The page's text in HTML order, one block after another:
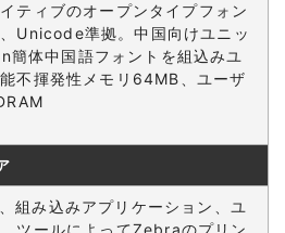
ティブのオープンタイプフォン
、Unicode準拠。中国向けユニッ
簡体中国語フォントを組込みユ
不揮発性メモリ64MB、ユーザ
組み込みアプリケーション、ユ
ツールによってZebraのプリン